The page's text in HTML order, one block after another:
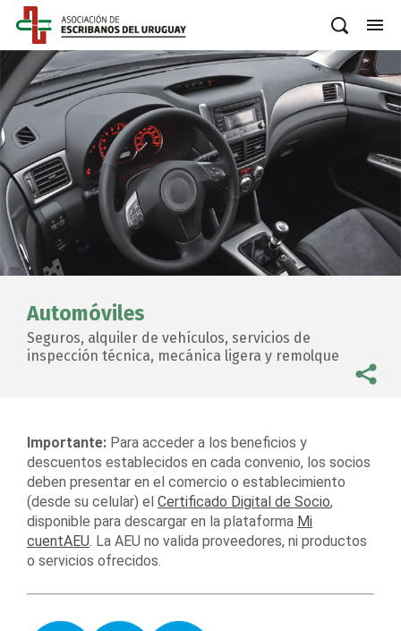
Automóviles
Seguros, alquiler de vehículos, servicios de
inspección técnica, mecánica ligera y remolque
Importante: Para acceder a los beneficios y
descuentos establecidos en cada convenio, los socios
deben presentar en el comercio o establecimiento
(desde su celular) el Certificado Digital de Socio,
disponible para descargar en la plataforma Mi
cuentAEU. La AEU no valida proveedores, ni productos
o servicios ofrecidos.